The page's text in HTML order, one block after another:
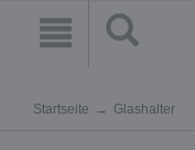
Startseite Glashalter